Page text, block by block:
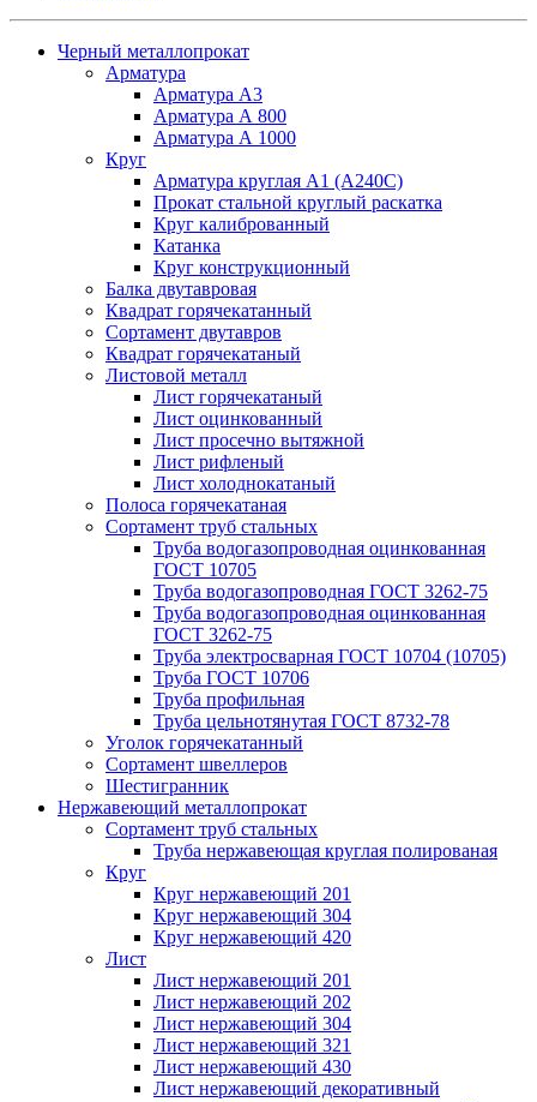
Черный металлопрокат
Арматура
Арматура А3
Арматура А 800
Арматура А 1000
Круг
Арматура круглая А1 (А240C)
Прокат стальной круглый раскатка
Круг калиброванный
Катанка
Круг конструкционный
Балка двутавровая
Квадрат горячекатанный
Сортамент двутавров
Квадрат горячекатаный
Листовой металл
Лист горячекатаный
Лист оцинкованный
Лист просечно вытяжной
Лист рифленый
Лист холоднокатаный
Полоса горячекатаная
Сортамент труб стальных
Труба водогазопроводная оцинкованная
ГОСТ 10705
Труба водогазопроводная ГОСТ 3262-75
Труба водогазопроводная оцинкованная
ГОСТ 3262-75
Труба электросварная ГОСТ 10704 (10705)
Труба ГОСТ 10706
Труба профильная
Труба цельнотянутая ГОСТ 8732-78
Уголок горячекатанный
Сортамент швеллеров
Шестигранник
Нержавеющий металлопрокат
Сортамент труб стальных
Труба нержавеющая круглая полированая
Круг
Круг нержавеющий 201
Круг нержавеющий 304
Круг нержавеющий 420
Лист
Лист нержавеющий 201
Лист нержавеющий 202
Лист нержавеющий 304
Лист нержавеющий 321
Лист нержавеющий 430
Лист нержавеющий декоративный